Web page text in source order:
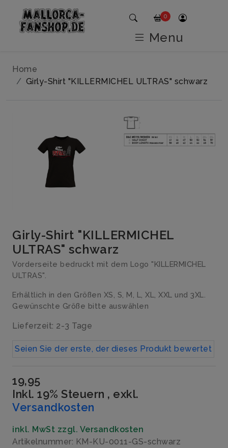
Home
Girly-Shirt "KILLERMICHEL ULTRAS" schwarz
Girly-Shirt "KILLERMICHEL
ULTRAS" schwarz
Vorderseite bedruckt mit dem Logo "KILLERMICHEL
ULTRAS".
Erhältlich in den Größen XS, S, M, L, XL, XXL und 3XL.
Gewünschte Größe bitte auswählen
Lieferzeit: 2-3 Tage
Seien Sie der erste, der dieses Produkt bewertet
19,95
Inkl. 19% Steuern , exkl.
Versandkosten
inkl. MwSt zzgl. Versandkosten
Artikelnummer: KM-KU-0011-GS-schwarz
0
Menu